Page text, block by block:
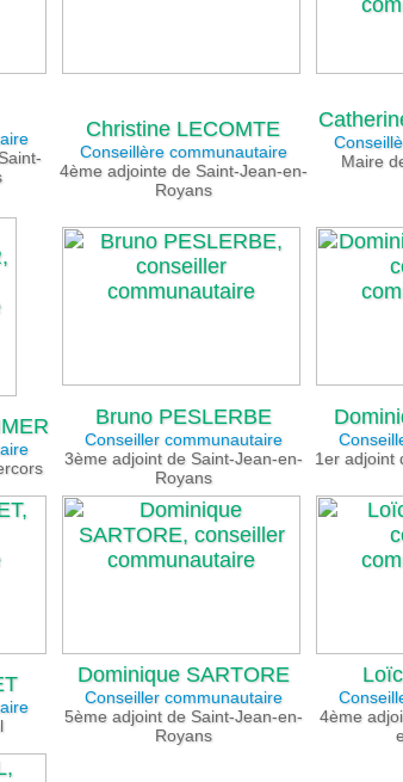
Christine LECOMTE
Conseillère communautaire
4ème adjointe de Saint-Jean-en-
Royans
Maire
Bruno PESLERBE
Conseiller communautaire
3ème adjoint de Saint-Jean-en-
Royans
1er adjoint
Dominique SARTORE
Conseiller communautaire
5ème adjoint de Saint-Jean-en-
Royans
4ème